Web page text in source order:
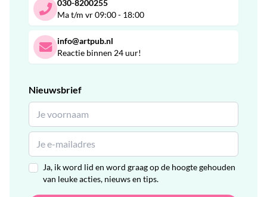
030-8200255
Ma t/m vr 09:00 - 18:00
info@artpub.nl
Reactie binnen 24 uur!
Nieuwsbrief
Ja, ik word lid en word graag op de hoogte gehouden
van leuke acties, nieuws en tips.